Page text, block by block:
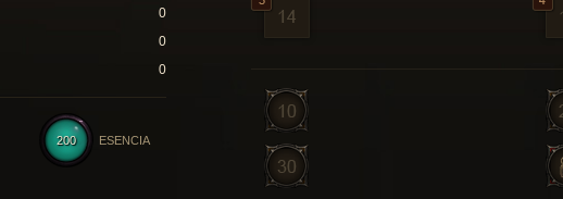
0
0
0
200 ESENCIA